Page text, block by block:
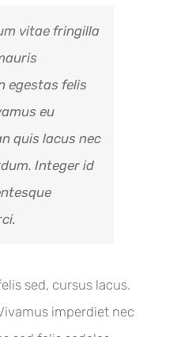
vitae fringilla
egestas felis
eu
quis lacus nec
Integer id
sed, cursus lacus.
imperdiet nec